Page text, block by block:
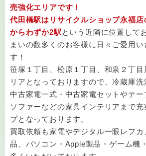
売強化エリアです！
代田橋駅はリサイクルショップ永福店
からわずか2駅 という近隣に位置して
まいの数多くのお客様に日々ご愛用い
す！
笹塚１丁目、松原１丁目、和泉２丁目
リアとなっておりますので、冷蔵庫
中古家電一式・中古家電セットやテー
ソファーなどの家具インテリアまで充
プとなっております。
買取依頼も家電やデジタル一眼レフ
品、パソコン・Apple製品・ゲーム機